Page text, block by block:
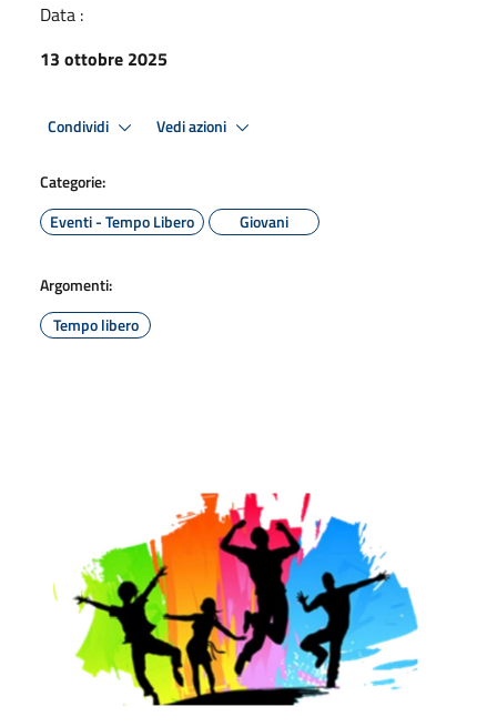
Data :
13 ottobre 2025
Condividi Vedi azioni
Categorie:
Eventi - Tempo Libero
Giovani
Argomenti:
Tempo libero